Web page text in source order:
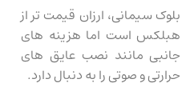
بلوک سیمانی، ارزان‌ قیمت تر از
هبلکس است اما هزینه ‌های
جانبی مانند نصب عایق ‌های
حرارتی و صوتی را به دنبال دارد.